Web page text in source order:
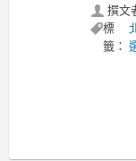
撰文
標
籤：